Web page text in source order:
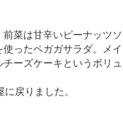
菜は甘辛いピーナッツ
ったペガガサラダ。メ
ーズケーキというボリ
戻りました。